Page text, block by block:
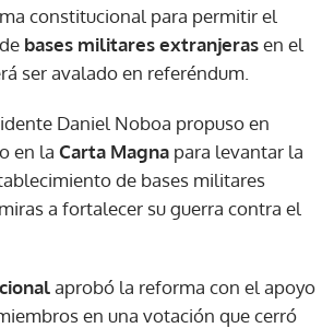
constitucional para permitir el
bases militares extranjerasen el
ser avalado en referéndum.
Daniel Noboa propuso en
en la Carta Magna para levantar la
de bases militares
a fortalecer su guerra contra el
aprobó la reforma con el apoyo
en una votación que cerró